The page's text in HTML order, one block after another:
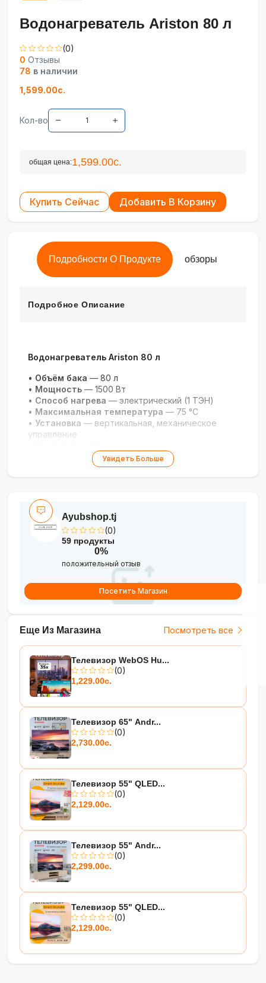
Водонагреватель Ariston 80 л
(0)
0 Отзывы
78 в наличии
1,599.00с.
Кол-во
общая цена:1,599.00с.
Купить Сейчас Добавить В Корзину
Подробности О Продукте обзоры
Подробное Описание
Водонагреватель Ariston 80 л
• Объём бака — 80 л
• Мощность — 1500 Вт
• Способ нагрева — электрический (1 ТЭН)
• Максимальная температура — 75 °C
• Установка — вертикальная, механическое
управление
Увидеть Больше
Еще Из Магазина Посмотреть все
Телевизор WebOS Hu...
(0)
1,229.00с.
Телевизор 65" Andr...
(0)
2,730.00с.
Телевизор 55" QLED...
(0)
2,129.00с.
Телевизор 55" Andr...
(0)
2,299.00с.
Телевизор 55" QLED...
(0)
2,129.00с.
Ayubshop.tj
(0)
59 продукты
0%
положительный отзыв
Посетить Магазин